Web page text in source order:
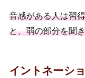
音感がある人は習
と、弱の部分を聞
イントネーシ